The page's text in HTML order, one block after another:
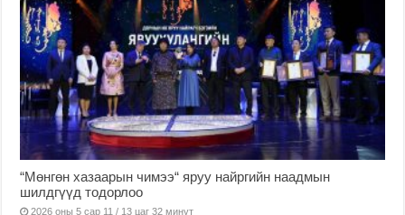
“Мөнгөн хазаарын чимээ“ яруу найргийн наадмын
шилдгүүд тодорлоо
2026 оны 5 сар 11 / 13 цаг 32 минут